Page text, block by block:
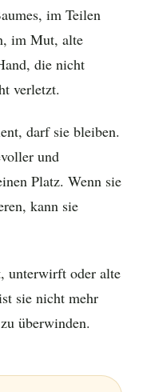
im Teilen
im Mut, alte
die nicht
verletzt.
darf sie bleiben.
und
Platz. Wenn sie
kann sie
unterwirft oder alte
sie nicht mehr
überwinden.